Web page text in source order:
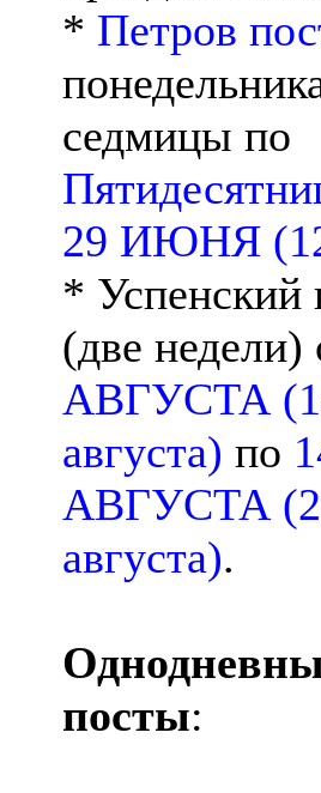
* Петров
седмицы по
29 ИЮНЯ
* Успенский
(две недели)
АВГУСТА
августа) по
АВГУСТА
августа).
посты: